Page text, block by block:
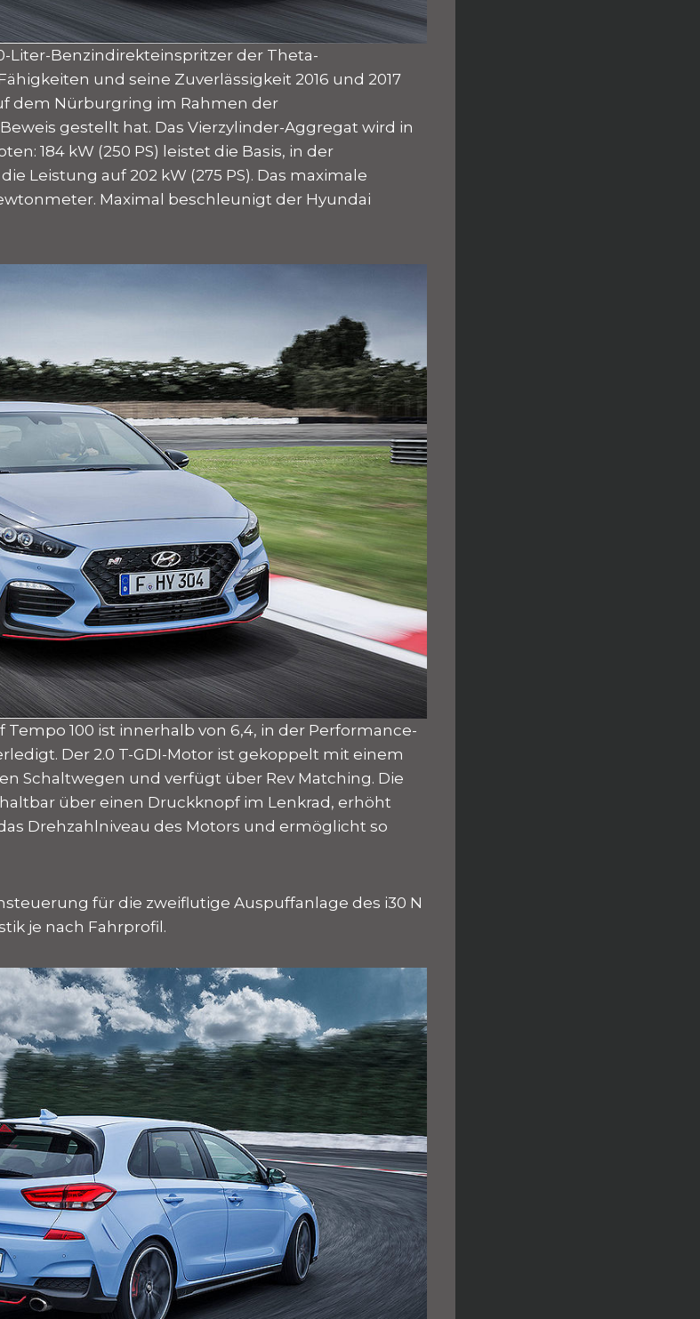
Liter-Benzindirekteinspritzer der Theta-
und seine Zuverlässigkeit 2016 und 2017
dem Nürburgring im Rahmen der
gestellt hat. Das Vierzylinder-Aggregat wird in
184 kW (250 PS) leistet die Basis, in der
Leistung auf 202 kW (275 PS). Das maximale
Maximal beschleunigt der Hyundai
Tempo 100 ist innerhalb von 6,4, in der Performance-
Der 2.0 T-GDI-Motor ist gekoppelt mit einem
Schaltwegen und verfügt über Rev Matching. Die
über einen Druckknopf im Lenkrad, erhöht
Drehzahlniveau des Motors und ermöglicht so
für die zweiflutige Auspuffanlage des i30 N
je nach Fahrprofil.